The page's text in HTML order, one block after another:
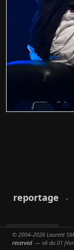
reportage -
Partager
© 2004–2026 Laurent
reserved— v6 du 01